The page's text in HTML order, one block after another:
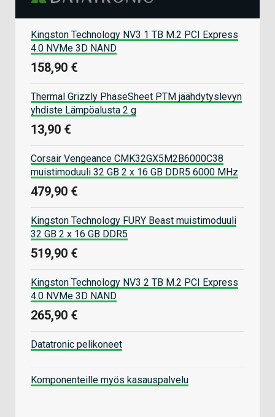
Kingston Technology NV3 1 TB M.2 PCI Express
4.0 NVMe 3D NAND
158,90 €
Thermal Grizzly PhaseSheet PTM jäähdytyslevyn
yhdiste Lämpöalusta 2 g
13,90 €
Corsair Vengeance CMK32GX5M2B6000C38
muistimoduuli 32 GB 2 x 16 GB DDR5 6000 MHz
479,90 €
Kingston Technology FURY Beast muistimoduuli
32 GB 2 x 16 GB DDR5
519,90 €
Kingston Technology NV3 2 TB M.2 PCI Express
4.0 NVMe 3D NAND
265,90 €
Datatronic pelikoneet
Komponenteille myös kasauspalvelu